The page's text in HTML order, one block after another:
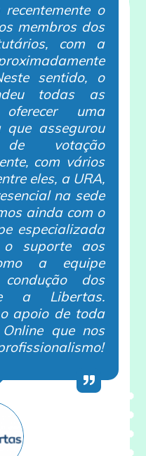
o
membros dos
com a
sentido, o
todas as
uma
assegurou
votação
com vários
eles, a URA,
na sede
ainda com o
especializada
suporte aos
a equipe
dos
a Libertas.
apoio de toda
que nos